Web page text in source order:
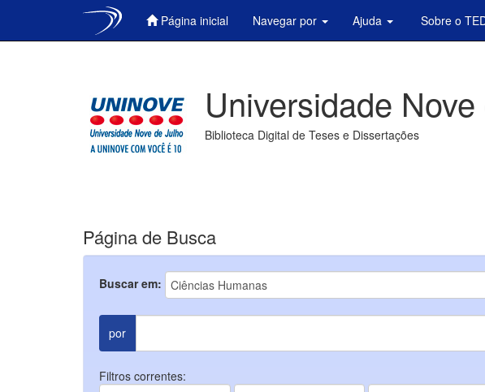
Página inicial Navegar por Ajuda Sobre o
Universidade
Biblioteca Digital de Teses e Dissertações
Página de Busca
Buscar em:
por
Filtros correntes: